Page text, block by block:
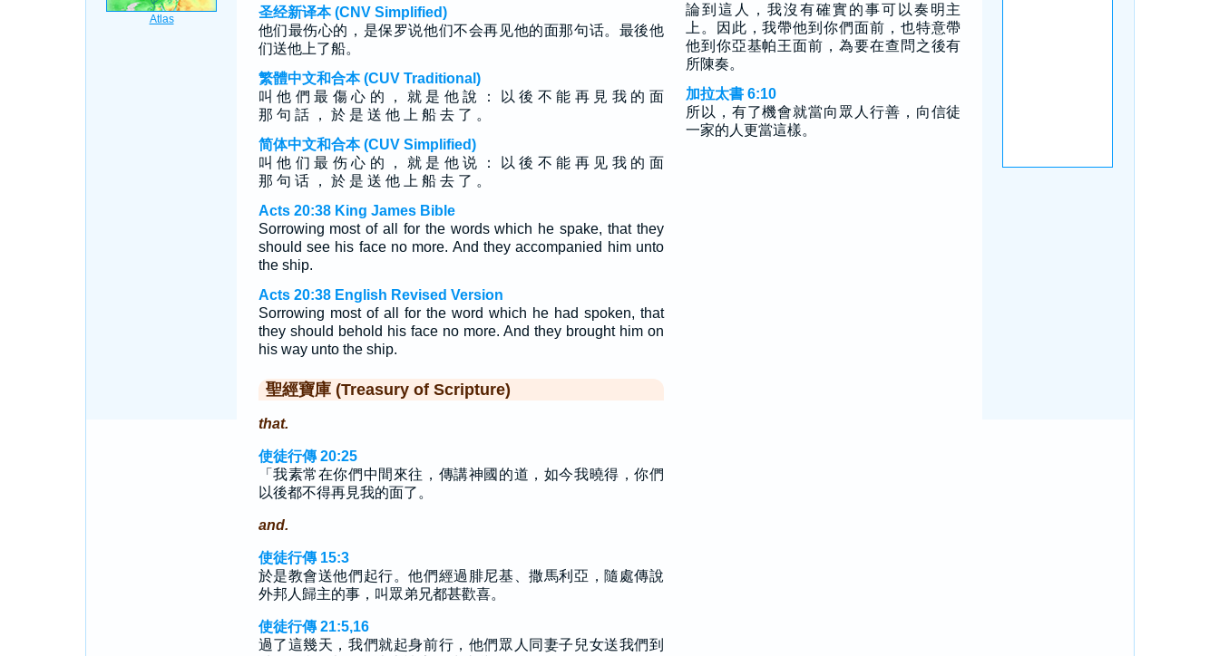
圣经新译本 (CNV Simplified)
他们最伤心的，是保罗说他们不会再见他的面那句话。最後他
们送他上了船。
繁體中文和合本 (CUV Traditional)
叫 他 們 最 傷 心 的 ， 就 是 他 說 ： 以 後 不 能 再 見 我 的 面
那 句 話 ， 於 是 送 他 上 船 去 了 。
简体中文和合本 (CUV Simplified)
叫 他 们 最 伤 心 的 ， 就 是 他 说 ： 以 後 不 能 再 见 我 的 面
那 句 话 ， 於 是 送 他 上 船 去 了 。
Acts 20:38 King James Bible
Sorrowing most of all for the words which he spake, that they
should see his face no more. And they accompanied him unto
the ship.
Acts 20:38 English Revised Version
Sorrowing most of all for the word which he had spoken, that
they should behold his face no more. And they brought him on
his way unto the ship.
聖經寶庫 (Treasury of Scripture)
that.
使徒行傳 20:25
「我素常在你們中間來往，傳講神國的道，如今我曉得，你們
以後都不得再見我的面了。
and.
使徒行傳 15:3
於是教會送他們起行。他們經過腓尼基、撒馬利亞，隨處傳說
外邦人歸主的事，叫眾弟兄都甚歡喜。
使徒行傳 21:5,16
過了這幾天，我們就起身前行，他們眾人同妻子兒女送我們到
論到這人，我沒有確實的事可以奏明主
上。因此，我帶他到你們面前，也特意帶
他到你亞基帕王面前，為要在查問之後有
所陳奏。
加拉太書 6:10
所以，有了機會就當向眾人行善，向信徒
一家的人更當這樣。